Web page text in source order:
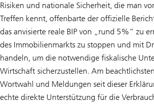
Risiken und nationale Sicherheit, die man
Treffen kennt, offenbarte der offizielle
das anvisierte reale BIP von „rund 5%“ zu
des Immobilienmarkts zu stoppen und mit
handeln, um die notwendige fiskalische
Wirtschaft sicherzustellen. Am
Wortwahl und Meldungen seit dieser
echte direkte Unterstützung für die